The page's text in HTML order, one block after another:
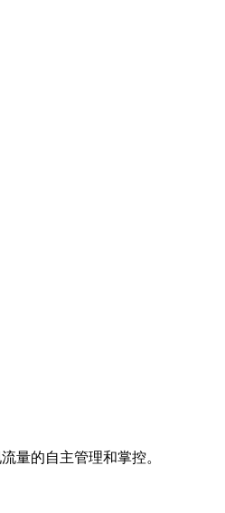
量的自主管理和掌控。